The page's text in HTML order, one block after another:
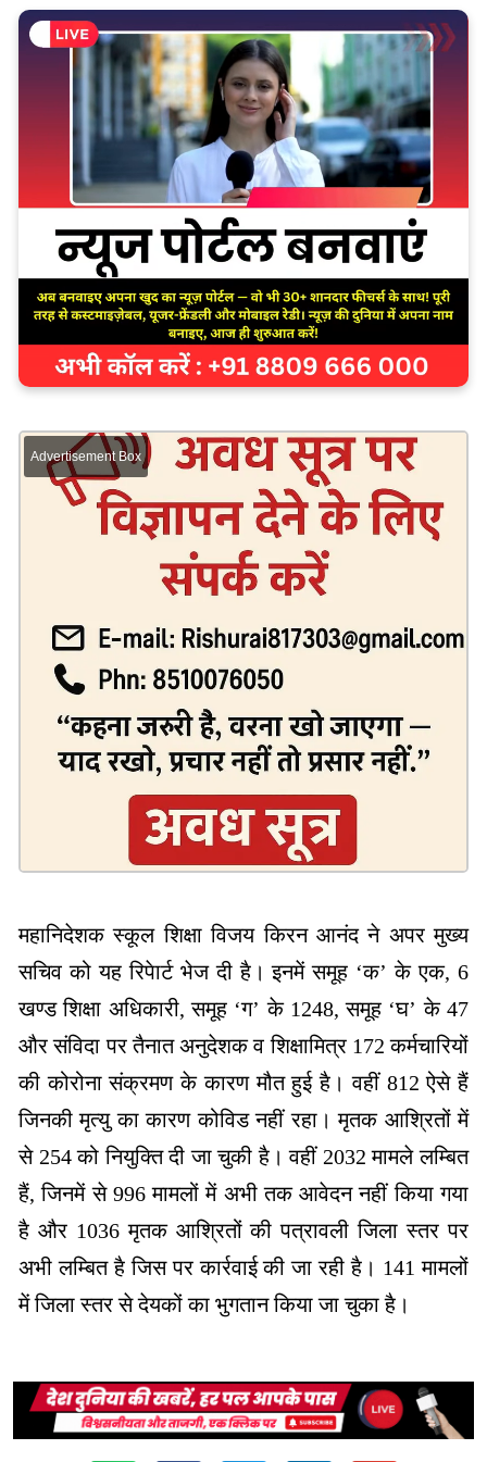
Advertisement Box
महानिदेशक स्कूल शिक्षा विजय किरन आनंद ने अपर मुख्य
सचिव को यह रिपेार्ट भेज दी है। इनमें समूह ‘क’ के एक, 6
खण्ड शिक्षा अधिकारी, समूह ‘ग’ के 1248, समूह ‘घ’ के 47
और संविदा पर तैनात अनुदेशक व शिक्षामित्र 172 कर्मचारियों
की कोरोना संक्रमण के कारण मौत हुई है। वहीं 812 ऐसे हैं
जिनकी मृत्यु का कारण कोविड नहीं रहा। मृतक आश्रितों में
से 254 को नियुक्ति दी जा चुकी है। वहीं 2032 मामले लम्बित
हैं, जिनमें से 996 मामलों में अभी तक आवेदन नहीं किया गया
है और 1036 मृतक आश्रितों की पत्रावली जिला स्तर पर
अभी लम्बित है जिस पर कार्रवाई की जा रही है। 141 मामलों
में जिला स्तर से देयकों का भुगतान किया जा चुका है।